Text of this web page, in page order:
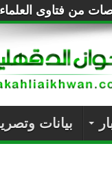
من فتاوى
بيانات